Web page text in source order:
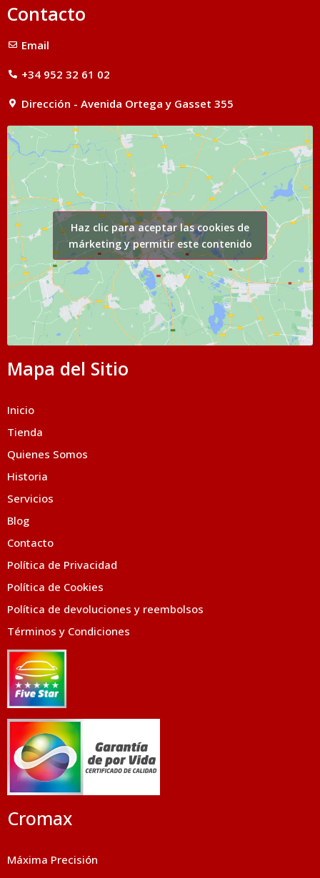
Contacto
Email
+34 952 32 61 02
Dirección - Avenida Ortega y Gasset 355
Haz clic para aceptar las cookies de
márketing y permitir este contenido
Mapa del Sitio
Inicio
Tienda
Quienes Somos
Historia
Servicios
Blog
Contacto
Política de Privacidad
Política de Cookies
Política de devoluciones y reembolsos
Términos y Condiciones
Cromax
Máxima Precisión